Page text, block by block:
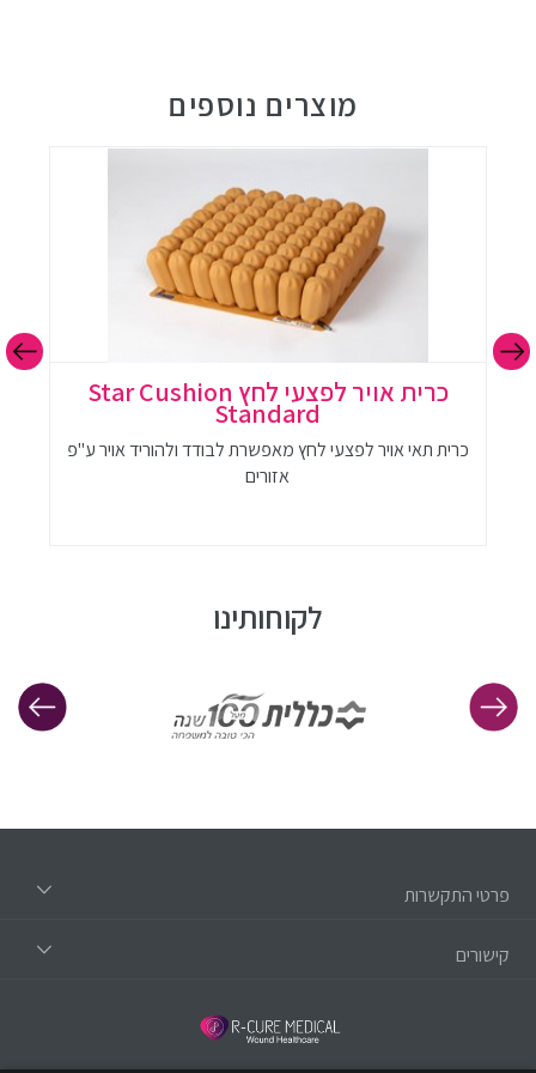
מוצרים נוספים
כרית אויר לפצעי לחץ Star Cushion
Standard
כרית תאי אויר לפצעי לחץ מאפשרת לבודד ולהוריד אויר ע"פ
אזורים
לקוחותינו
פרטי התקשרות
קישורים